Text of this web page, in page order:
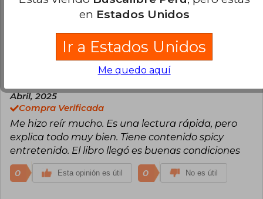
Lo amé!!! Un libro con mucho spicy, entretenido,
Esta opinión es útil 0 No es útil
Abril, 2025
Compra Verificada
Me hizo reír mucho. Es una lectura rápida, pero
explica todo muy bien. Tiene contenido spicy
entretenido. El libro llegó es buenas condiciones
0 Esta opinión es útil 0 No es útil
en Estados Unidos
Ir a Estados Unidos
Me quedo aquí